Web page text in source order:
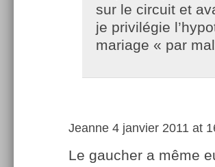
sur le circuit et
je privilégie
mariage « par
Jeanne 4 janvier 2011 at
Le gaucher a même